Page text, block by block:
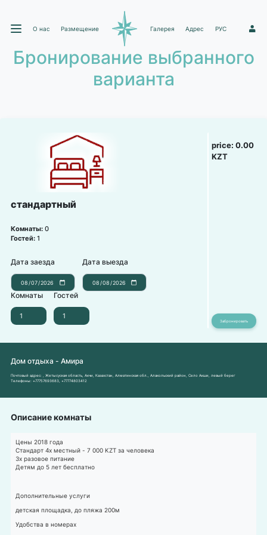
О нас Размещение Галерея Адрес РУС 1
Бронирование выбранного
варианта
стандартный
Комнаты: 0
Гостей: 1
Дата заезда Дата выезда
Комнаты Гостей
price:0.00
KZT
Дом отдыха - Амира
Почтовый адрес:
, Жетысуская область, Акчи, Казахстан, Алматинская обл., Алакольский район, Село Акши, левый берег
Телефоны: +77757693683 +77774803412
Описание комнаты